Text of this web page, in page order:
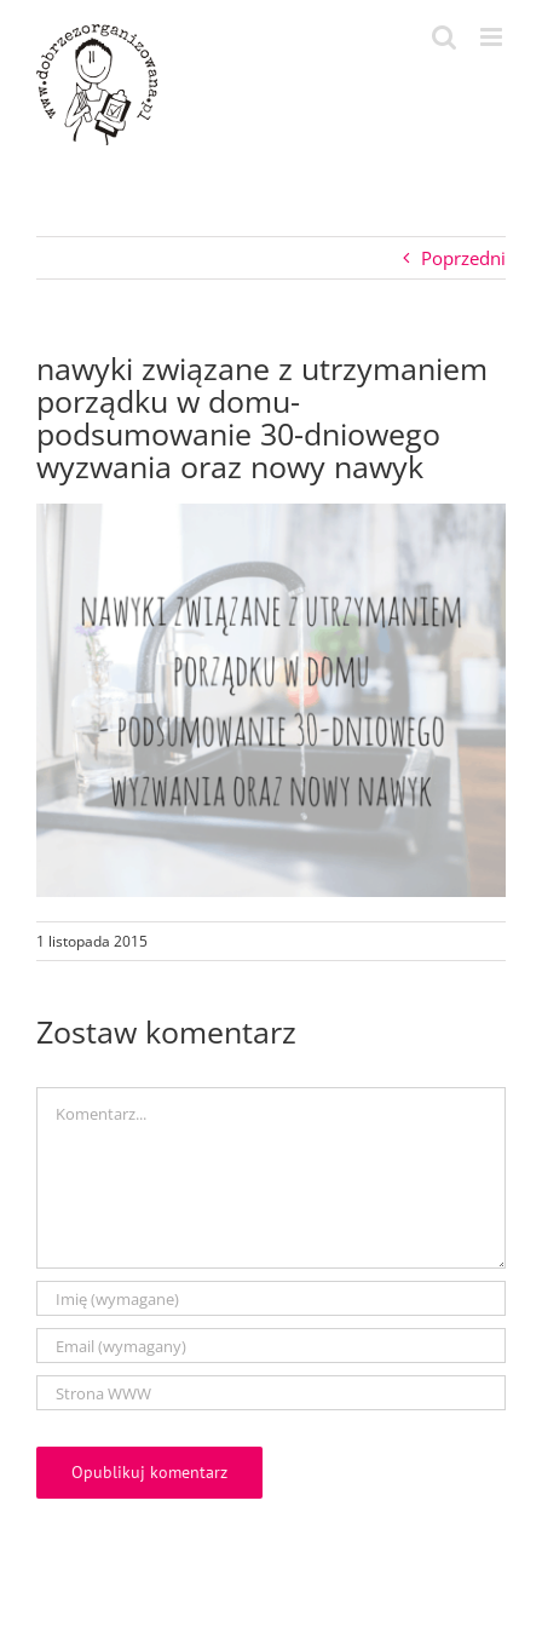
zawartości
Poprzedni
nawyki związane z utrzymaniem
porządku w domu-
podsumowanie 30-dniowego
wyzwania oraz nowy nawyk
1 listopada 2015
Zostaw komentarz